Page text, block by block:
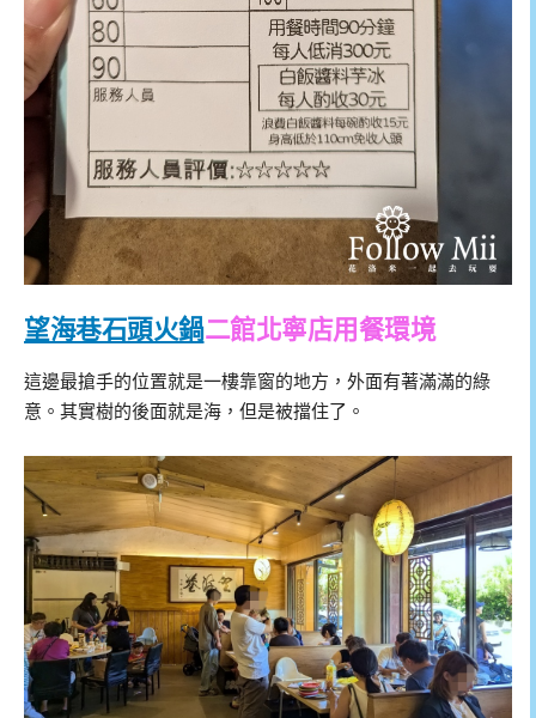
望海巷石頭火鍋二館北寧店用餐環境
這邊最搶手的位置就是一樓靠窗的地方，外面有著滿滿的綠
意。其實樹的後面就是海，但是被擋住了。